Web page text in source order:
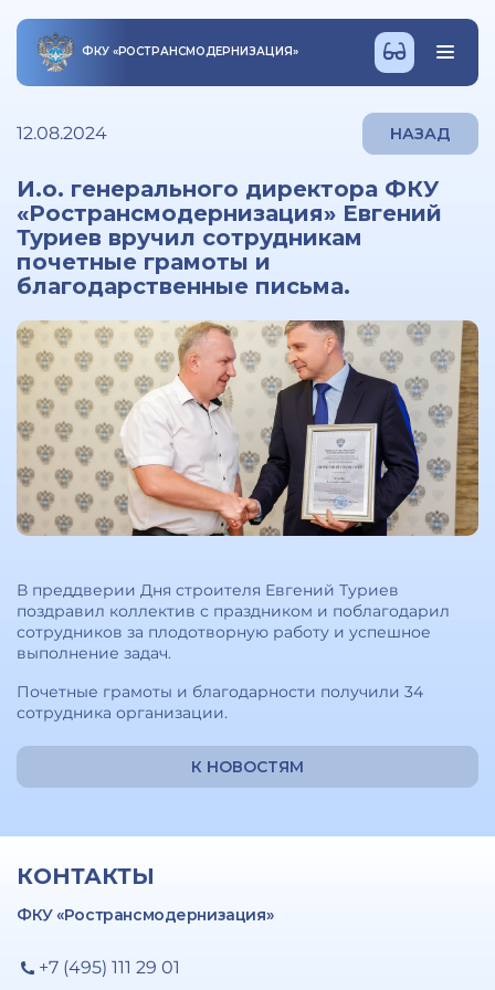
ФКУ «РОСТРАНСМОДЕРНИЗАЦИЯ»
12.08.2024 НАЗАД
И.о. генерального директора ФКУ
«Ространсмодернизация» Евгений
Туриев вручил сотрудникам
почетные грамоты и
благодарственные письма.
В преддверии Дня строителя Евгений Туриев
поздравил коллектив с праздником и поблагодарил
сотрудников за плодотворную работу и успешное
выполнение задач.
Почетные грамоты и благодарности получили 34
сотрудника организации.
К НОВОСТЯМ
КОНТАКТЫ
ФКУ «Ространсмодернизация»
+7 (495) 111 29 01